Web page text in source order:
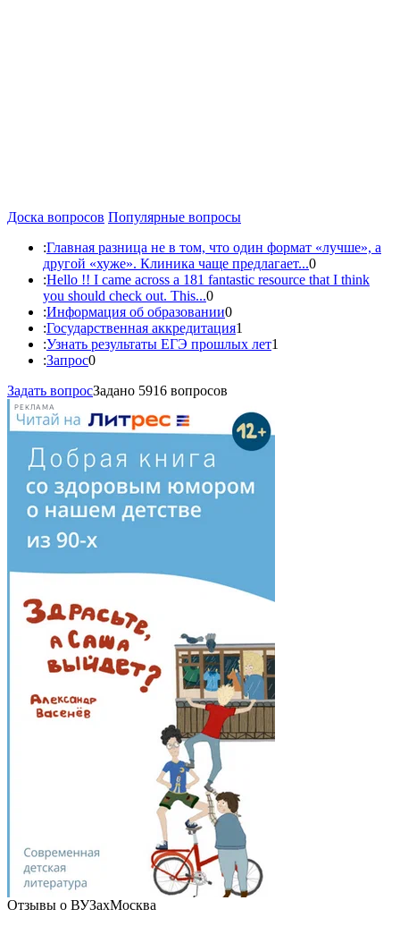
Доска вопросов Популярные вопросы
:Главная разница не в том, что один формат «лучше», а
другой «хуже». Клиника чаще предлагает...0
:Hello !! I came across a 181 fantastic resource that I think
you should check out. This...0
:Информация об образовании0
:Государственная аккредитация1
:Узнать результаты ЕГЭ прошлых лет1
:Запрос0
Задать вопросЗадано 5916 вопросов
РЕКЛАМА
Отзывы о ВУЗахМосква